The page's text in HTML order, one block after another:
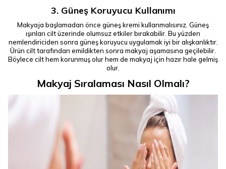
3. Güneş Koruyucu Kullanımı
Makyaja başlamadan önce güneş kremi kullanmalısınız. Güneş
ışınları cilt üzerinde olumsuz etkiler bırakabilir. Bu yüzden
nemlendiriciden sonra güneş koruyucu uygulamak iyi bir alışkanlıktır.
Ürün cilt tarafından emildikten sonra makyaj aşamasına geçilebilir.
Böylece cilt hem korunmuş olur hem de makyaj için hazır hale gelmiş
olur.
Makyaj Sıralaması Nasıl Olmalı?